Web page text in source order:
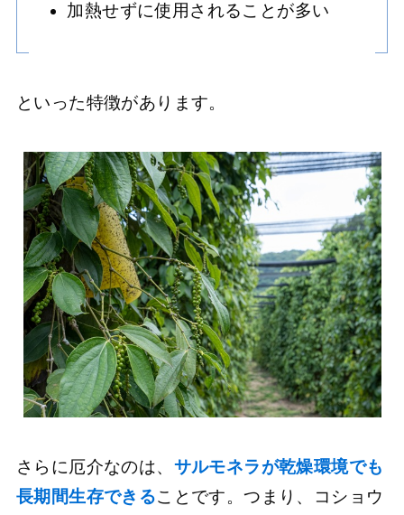
加熱せずに使用されることが多い
といった特徴があります。
さらに厄介なのは、 サルモネラが乾燥環境でも
長期間生存できることです。つまり、コショウ